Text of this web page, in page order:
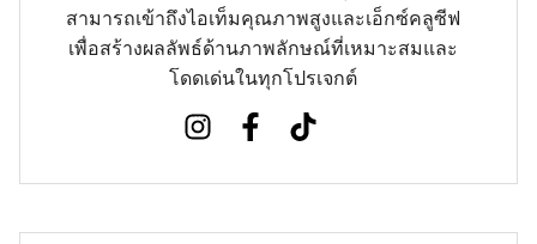
สามารถเข้าถึงไอเท็มคุณภาพสูงและเอ็กซ์คลูซีฟ
เพื่อสร้างผลลัพธ์ด้านภาพลักษณ์ที่เหมาะสมและ
โดดเด่นในทุกโปรเจกต์